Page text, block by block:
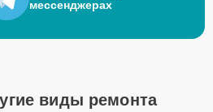
мессенджерах
виды ремонта